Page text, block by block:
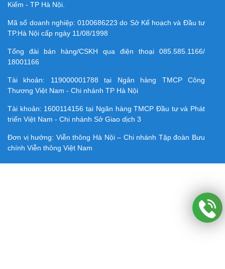
Kiếm - TP Hà Nội.
Mã số doanh nghiệp:0100686223 do Sở Kế hoạch và Đầu tư
TP.Hà Nội cấp ngày 11/08/1998
Tổng đài bán hàng/CSKH qua điện thoại 085.585.1166/
18001166
Tài khoản: 119000001788 tại Ngân hàng TMCP Công
Thương Việt Nam - Chi nhánh TP Hà Nội
Tài khoản: 1600114156 tại Ngân hàng TMCP Ðầu tư và Phát
triển Việt Nam - Chi nhánh Sở Giao dịch 3
Đơn vị hưởng: Viễn thông Hà Nội – Chi nhánh Tập đoàn Bưu
chính Viễn thông Việt Nam